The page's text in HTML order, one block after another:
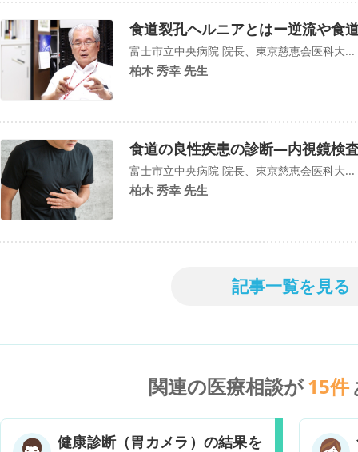
食道裂孔ヘルニアとはー逆流や食
富士市立中央病院 院長、東京慈恵会医科大...
柏木 秀幸 先生
食道の良性疾患の診断―内視鏡検
富士市立中央病院 院長、東京慈恵会医科大...
柏木 秀幸 先生
記事一覧を見る
関連の医療相談が15件
健康診断（胃カメラ）の結果を